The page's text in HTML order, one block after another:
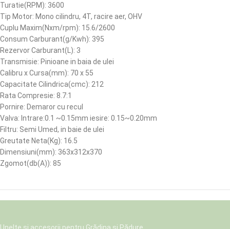
Turatie(RPM): 3600
Tip Motor: Mono cilindru, 4T, racire aer, OHV
Cuplu Maxim(Nxm/rpm): 15.6/2600
Consum Carburant(g/Kwh): 395
Rezervor Carburant(L): 3
Transmisie: Pinioane in baia de ulei
Calibru x Cursa(mm): 70 x 55
Capacitate Cilindrica(cmc): 212
Rata Compresie: 8.7:1
Pornire: Demaror cu recul
Valva: Intrare:0.1 ~0.15mm iesire: 0.15~0.20mm
Filtru: Semi Umed, in baie de ulei
Greutate Neta(Kg): 16.5
Dimensiuni(mm): 363x312x370
Zgomot(db(A)): 85
Unelte și accesorii pentru Grădina și Pădure